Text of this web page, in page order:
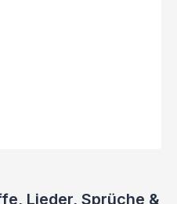
Lieder, Sprüche &